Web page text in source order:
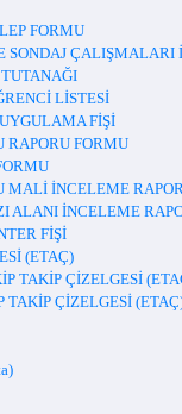
FORMU
SONDAJ ÇALIŞMALARI
LİSTESİ
FİŞİ
RAPORU FORMU
MALİ İNCELEME
ALANI İNCELEME
FİŞİ
(ETAÇ)
TAKİP ÇİZELGESİ
ÇİZELGESİ